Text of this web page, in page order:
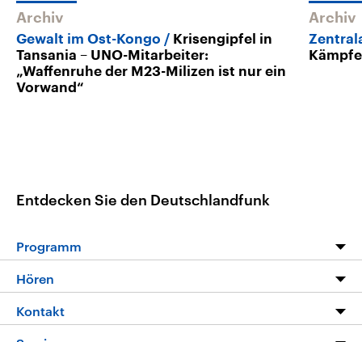
Archiv
Gewalt im Ost-Kongo
Krisengipfel in
Tansania – UNO-Mitarbeiter:
„Waffenruhe der M23-Milizen ist nur ein
Vorwand“
Archiv
Entdecken Sie den Deutschlandfunk
Programm
Programm
Die Nachrichten
Hören
Livestream
Kontakt